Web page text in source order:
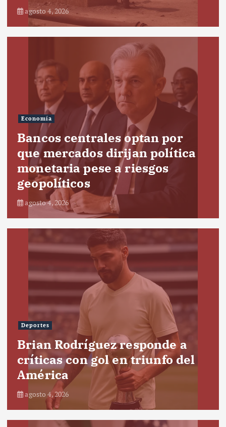
agosto 4, 2026
Economía
Bancos centrales optan por
que mercados dirijan política
monetaria pese a riesgos
geopolíticos
agosto 4, 2026
Deportes
Brian Rodríguez responde a
críticas con gol en triunfo del
América
agosto 4, 2026